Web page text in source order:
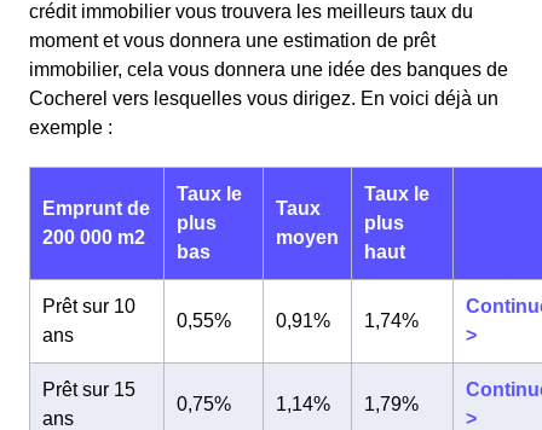
crédit immobilier vous trouvera les meilleurs taux du
moment et vous donnera une estimation de prêt
immobilier, cela vous donnera une idée des banques de
Cocherel vers lesquelles vous dirigez. En voici déjà un
exemple :
Emprunt de
200 000 m2
Taux le
plus
bas
Taux
moyen
Taux le
plus
haut
Prêt sur 10
ans
0,55% 0,91% 1,74%
>
Prêt sur 15
ans
0,75% 1,14% 1,79%
>